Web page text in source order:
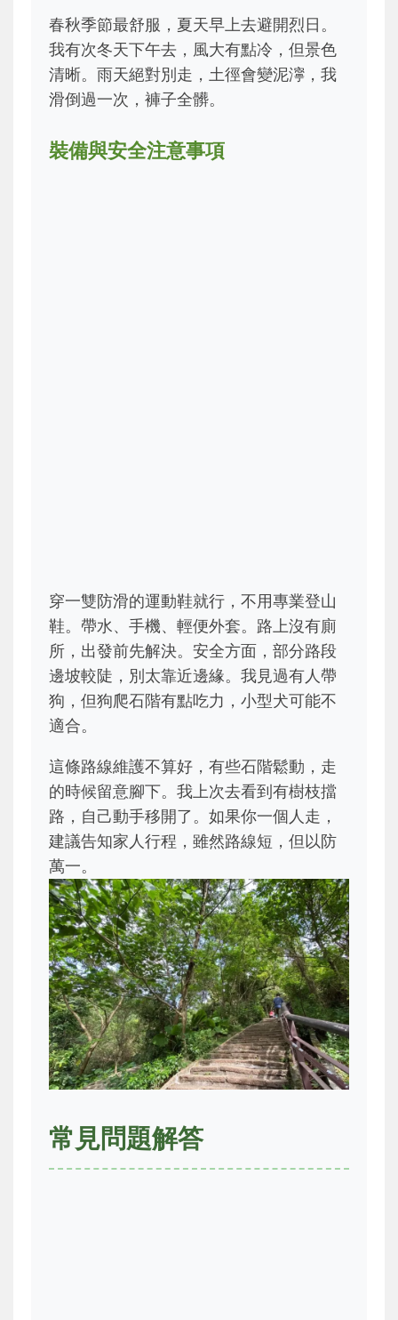
春秋季節最舒服，夏天早上去避開烈日。
我有次冬天下午去，風大有點冷，但景色
清晰。雨天絕對別走，土徑會變泥濘，我
滑倒過一次，褲子全髒。
裝備與安全注意事項
穿一雙防滑的運動鞋就行，不用專業登山
鞋。帶水、手機、輕便外套。路上沒有廁
所，出發前先解決。安全方面，部分路段
邊坡較陡，別太靠近邊緣。我見過有人帶
狗，但狗爬石階有點吃力，小型犬可能不
適合。
這條路線維護不算好，有些石階鬆動，走
的時候留意腳下。我上次去看到有樹枝擋
路，自己動手移開了。如果你一個人走，
建議告知家人行程，雖然路線短，但以防
萬一。
常見問題解答